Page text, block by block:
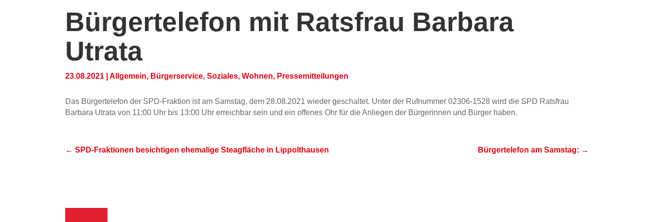
Bürgertelefon mit Ratsfrau Barbara
Utrata
23.08.2021 |Allgemein, Bürgerservice, Soziales, Wohnen, Pressemitteilungen
Das Bürgertelefon der SPD-Fraktion ist am Samstag, dem 28.08.2021 wieder geschaltet. Unter der Rufnummer 02306-1528 wird die SPD Ratsfrau
Barbara Utrata von 11:00 Uhr bis 13:00 Uhr erreichbar sein und ein offenes Ohr für die Anliegen der Bürgerinnen und Bürger haben.
←SPD-Fraktionen besichtigen ehemalige Steagfläche in Lippolthausen Bürgertelefon am Samstag: →